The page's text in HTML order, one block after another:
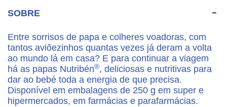
SOBRE
Entre sorrisos de papa e colheres voadoras, com
tantos aviõezinhos quantas vezes já deram a volta
ao mundo lá em casa? E para continuar a viagem
há as papas Nutribén®, deliciosas e nutritivas para
dar ao bebé toda a energia de que precisa.
Disponível em embalagens de 250 g em super e
hipermercados, em farmácias e parafarmácias.